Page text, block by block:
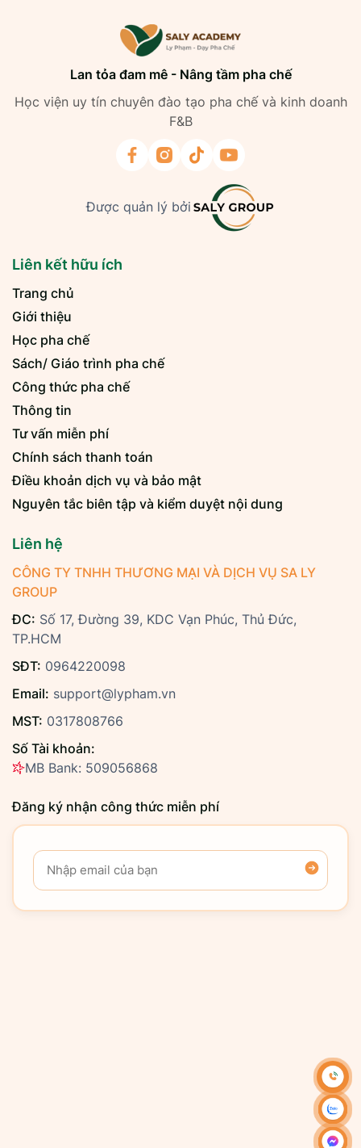
Lan tỏa đam mê - Nâng tầm pha chế
Học viện uy tín chuyên đào tạo pha chế và kinh doanh
F&B
Được quản lý bởi
Liên kết hữu ích
Trang chủ
Giới thiệu
Học pha chế
Sách/ Giáo trình pha chế
Công thức pha chế
Thông tin
Tư vấn miễn phí
Chính sách thanh toán
Điều khoản dịch vụ và bảo mật
Nguyên tắc biên tập và kiểm duyệt nội dung
Liên hệ
CÔNG TY TNHH THƯƠNG MẠI VÀ DỊCH VỤ SA LY
GROUP
ĐC: Số 17, Đường 39, KDC Vạn Phúc, Thủ Đức,
TP.HCM
SĐT: 0964220098
Email: support@lypham.vn
MST: 0317808766
Số Tài khoản:
MB Bank: 509056868
Đăng ký nhận công thức miễn phí